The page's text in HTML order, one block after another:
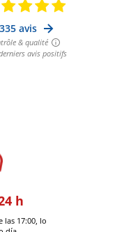
h
las 17:00, lo